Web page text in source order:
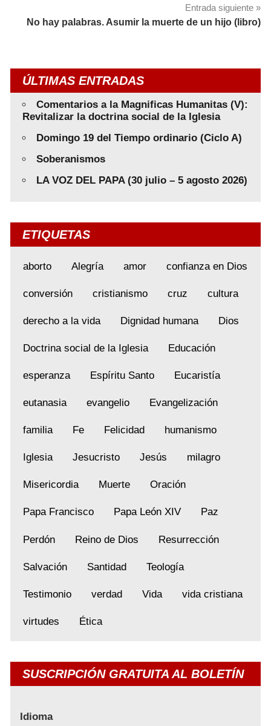
entradas
Entrada siguiente
No hay palabras. Asumir la muerte de un hijo (libro)
ÚLTIMAS ENTRADAS
Comentarios a la Magnificas Humanitas (V):
Revitalizar la doctrina social de la Iglesia
Domingo 19 del Tiempo ordinario (Ciclo A)
Soberanismos
LA VOZ DEL PAPA (30 julio – 5 agosto 2026)
ETIQUETAS
aborto Alegría amor confianza en Dios
conversión cristianismo cruz cultura
derecho a la vida Dignidad humana Dios
Doctrina social de la Iglesia Educación
esperanza Espíritu Santo Eucaristía
eutanasia evangelio Evangelización
familia Fe Felicidad humanismo
Iglesia Jesucristo Jesús milagro
Misericordia Muerte Oración
Papa Francisco Papa León XIV Paz
Perdón Reino de Dios Resurrección
Salvación Santidad Teología
Testimonio verdad Vida vida cristiana
virtudes Ética
SUSCRIPCIÓN GRATUITA AL BOLETÍN
Idioma